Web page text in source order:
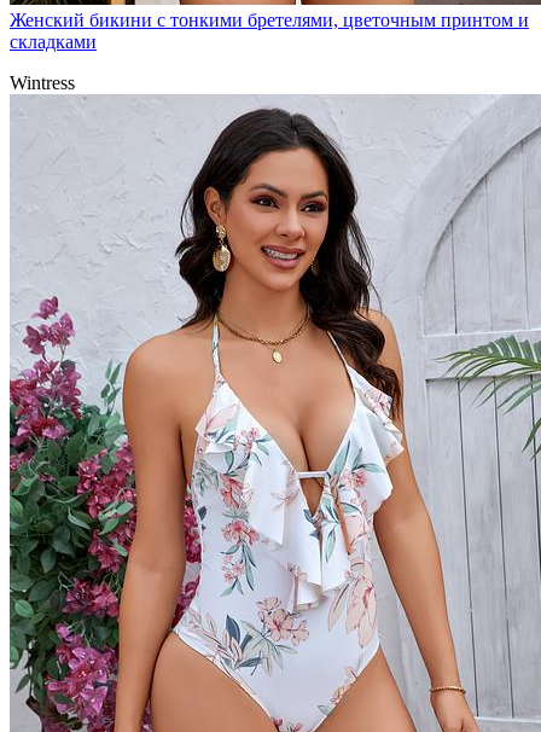
Женский бикини с тонкими бретелями, цветочным принтом и
складками
Wintress